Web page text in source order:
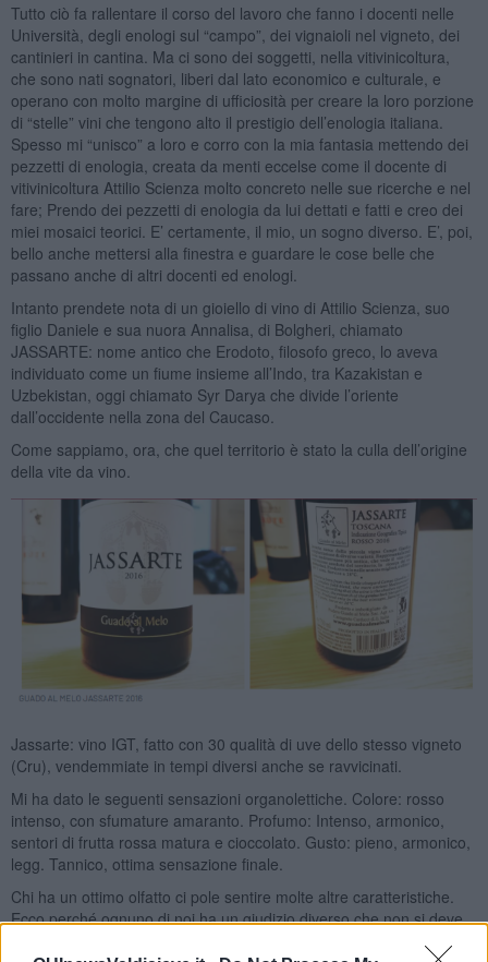
Tutto ciò fa rallentare il corso del lavoro che fanno i docenti nelle
Università, degli enologi sul “campo”, dei vignaioli nel vigneto, dei
cantinieri in cantina. Ma ci sono dei soggetti, nella vitivinicoltura,
che sono nati sognatori, liberi dal lato economico e culturale, e
operano con molto margine di ufficiosità per creare la loro porzione
di “stelle” vini che tengono alto il prestigio dell’enologia italiana.
Spesso mi “unisco” a loro e corro con la mia fantasia mettendo dei
pezzetti di enologia, creata da menti eccelse come il docente di
vitivinicoltura Attilio Scienza molto concreto nelle sue ricerche e nel
fare; Prendo dei pezzetti di enologia da lui dettati e fatti e creo dei
miei mosaici teorici. E’ certamente, il mio, un sogno diverso. E’, poi,
bello anche mettersi alla finestra e guardare le cose belle che
passano anche di altri docenti ed enologi.
Intanto prendete nota di un gioiello di vino di Attilio Scienza, suo
figlio Daniele e sua nuora Annalisa, di Bolgheri, chiamato
JASSARTE: nome antico che Erodoto, filosofo greco, lo aveva
individuato come un fiume insieme all’Indo, tra Kazakistan e
Uzbekistan, oggi chiamato Syr Darya che divide l’oriente
dall’occidente nella zona del Caucaso.
Come sappiamo, ora, che quel territorio è stato la culla dell’origine
della vite da vino.
Jassarte: vino IGT, fatto con 30 qualità di uve dello stesso vigneto
(Cru), vendemmiate in tempi diversi anche se ravvicinati.
Mi ha dato le seguenti sensazioni organolettiche. Colore: rosso
intenso, con sfumature amaranto. Profumo: Intenso, armonico,
sentori di frutta rossa matura e cioccolato. Gusto: pieno, armonico,
legg. Tannico, ottima sensazione finale.
Chi ha un ottimo olfatto ci pole sentire molte altre caratteristiche.
Ecco perché ognuno di noi ha un giudizio diverso che non si deve